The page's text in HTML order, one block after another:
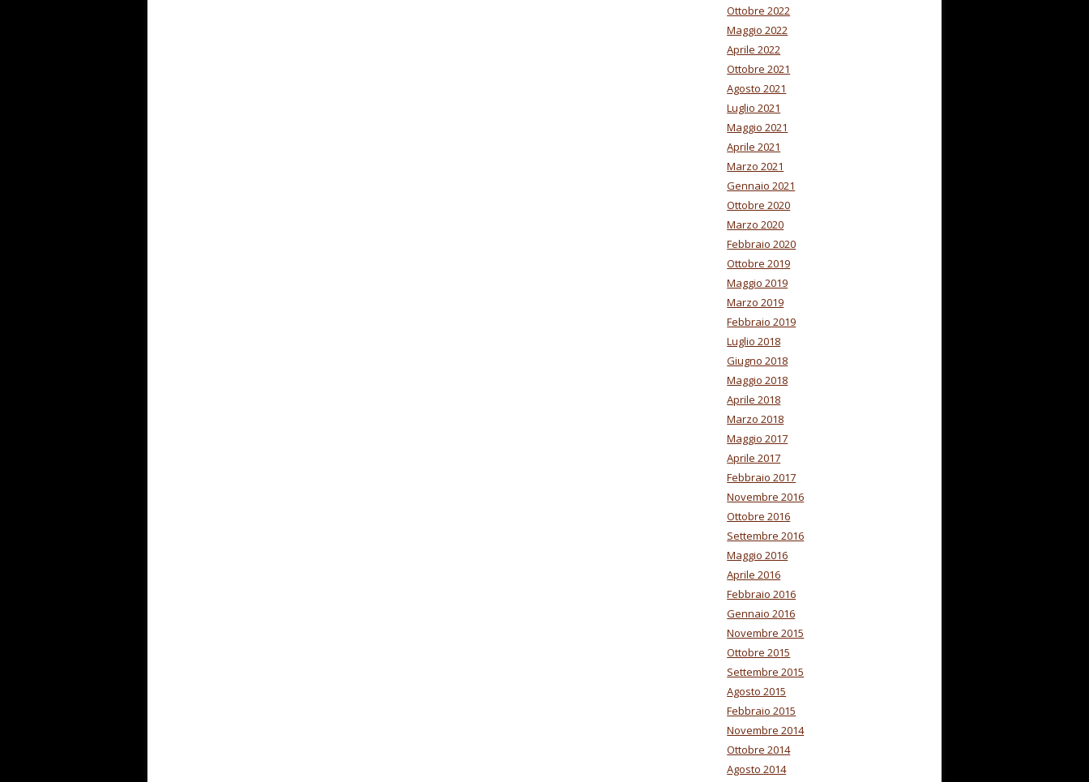
Ottobre 2022
Maggio 2022
Aprile 2022
Ottobre 2021
Agosto 2021
Luglio 2021
Maggio 2021
Aprile 2021
Marzo 2021
Gennaio 2021
Ottobre 2020
Marzo 2020
Febbraio 2020
Ottobre 2019
Maggio 2019
Marzo 2019
Febbraio 2019
Luglio 2018
Giugno 2018
Maggio 2018
Aprile 2018
Marzo 2018
Maggio 2017
Aprile 2017
Febbraio 2017
Novembre 2016
Ottobre 2016
Settembre 2016
Maggio 2016
Aprile 2016
Febbraio 2016
Gennaio 2016
Novembre 2015
Ottobre 2015
Settembre 2015
Agosto 2015
Febbraio 2015
Novembre 2014
Ottobre 2014
Agosto 2014